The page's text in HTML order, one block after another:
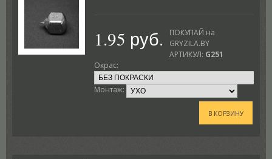
1.95 руб.
ПОКУПАЙ на
GRYZILA.BY
АРТИКУЛ: G251
Окрас:
Монтаж:
В КОРЗИНУ